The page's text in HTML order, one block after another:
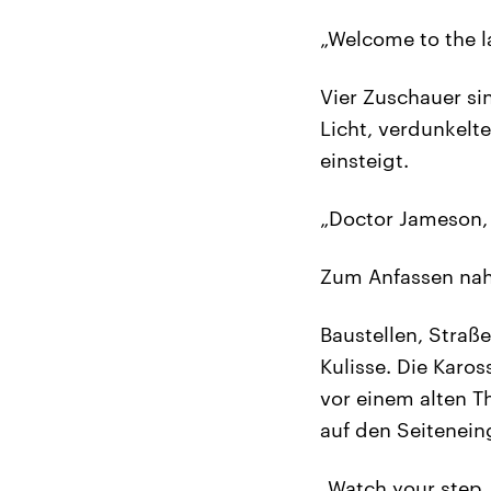
„Welcome to the
Vier Zuschauer
Licht,
einsteigt.
„Doctor
Zum Anfassen
Baustellen,
Kulisse. Die
vor einem alten
auf den